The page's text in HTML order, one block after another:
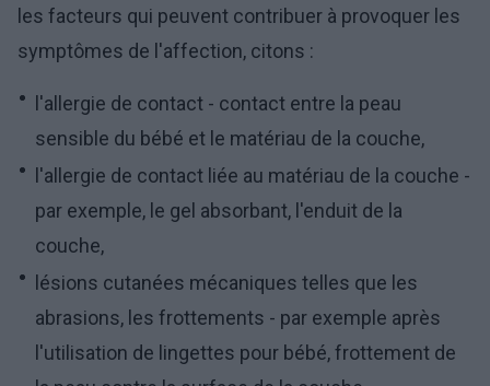
les facteurs qui peuvent contribuer à provoquer les
symptômes de l'affection, citons :
l'allergie de contact - contact entre la peau
sensible du bébé et le matériau de la couche,
l'allergie de contact liée au matériau de la couche -
par exemple, le gel absorbant, l'enduit de la
couche,
lésions cutanées mécaniques telles que les
abrasions, les frottements - par exemple après
l'utilisation de lingettes pour bébé, frottement de